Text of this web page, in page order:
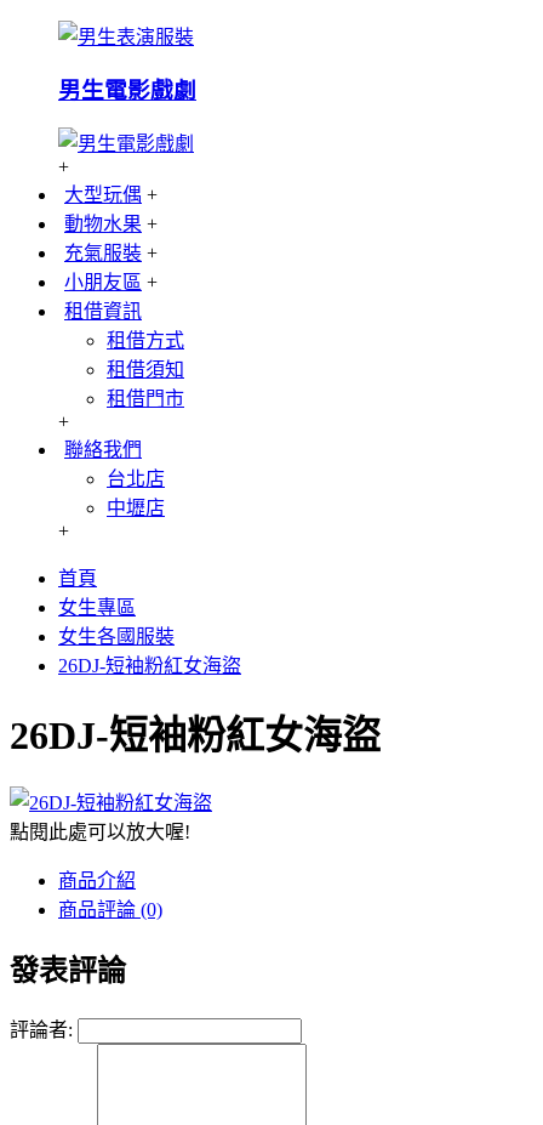
男生電影戲劇
+
大型玩偶 +
動物水果 +
充氣服裝 +
小朋友區 +
租借資訊
租借方式
租借須知
租借門市
+
聯絡我們
台北店
中壢店
+
首頁
女生專區
女生各國服裝
26DJ-短袖粉紅女海盜
26DJ-短袖粉紅女海盜
點閱此處可以放大喔!
商品介紹
商品評論 (0)
發表評論
評論者: